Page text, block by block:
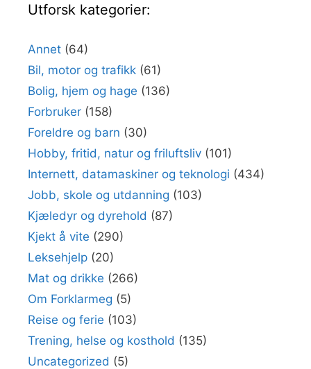
Utforsk kategorier:
Annet (64)
Bil, motor og trafikk (61)
Bolig, hjem og hage (136)
Forbruker (158)
Foreldre og barn (30)
Hobby, fritid, natur og friluftsliv (101)
Internett, datamaskiner og teknologi (434)
Jobb, skole og utdanning (103)
Kjæledyr og dyrehold (87)
Kjekt å vite (290)
Leksehjelp (20)
Mat og drikke (266)
Om Forklarmeg (5)
Reise og ferie (103)
Trening, helse og kosthold (135)
Uncategorized (5)